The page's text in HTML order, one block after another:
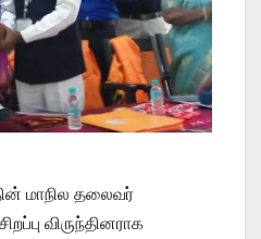
மாநில தலைவர்
விருந்தினராக